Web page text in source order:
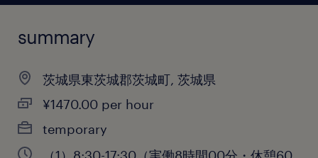
summary
茨城県東茨城郡茨城町, 茨城県
¥1470.00 per hour
temporary